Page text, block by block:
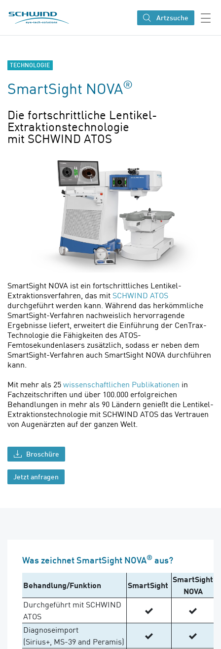
SCHWIND eye-tech solutions
Artzsuche
TECHNOLOGIE
SmartSight NOVA®
Die fortschrittliche Lentikel-
Extraktionstechnologie
mit SCHWIND ATOS
SmartSight NOVA ist ein fortschrittliches Lentikel-
Extraktionsverfahren, das mit SCHWIND ATOS
durchgeführt werden kann. Während das herkömmliche
SmartSight-Verfahren nachweislich hervorragende
Ergebnisse liefert, erweitert die Einführung der CenTrax-
Technologie die Fähigkeiten des ATOS-
Femtosekundenlasers zusätzlich, sodass er neben dem
SmartSight-Verfahren auch SmartSight NOVA durchführen
kann.
Mit mehr als 25 wissenschaftlichen Publikationen in
Fachzeitschriften und über 100.000 erfolgreichen
Behandlungen in mehr als 90 Ländern genießt die Lentikel-
Extraktionstechnologie mit SCHWIND ATOS das Vertrauen
von Augenärzten auf der ganzen Welt.
Broschüre
Jetzt anfragen
Was zeichnet SmartSight NOVA® aus?
Behandlung/Funktion SmartSight
SmartSight
NOVA
Durchgeführt mit SCHWIND
ATOS
Diagnoseimport
(Sirius+, MS-39 and Peramis)